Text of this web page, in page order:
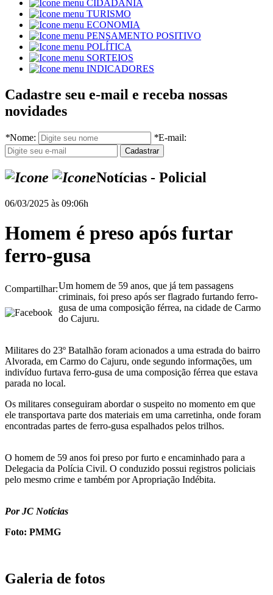
CIDADANIA
TURISMO
ECONOMIA
PENSAMENTO POSITIVO
POLÍTICA
SORTEIOS
INDICADORES
Cadastre seu e-mail e receba nossas
novidades
*Nome: *E-mail:
Notícias - Policial
06/03/2025 às 09:06h
Homem é preso após furtar
ferro-gusa
Compartilhar:Um homem de 59 anos, que já tem passagens
criminais, foi preso após ser flagrado furtando ferro-
gusa de uma composição férrea, na cidade de Carmo
do Cajuru.
Militares do 23º Batalhão foram acionados a uma estrada do bairro
Alvorada, em Carmo do Cajuru, onde segundo informações, um
indivíduo furtava ferro-gusa de uma composição férrea que estava
parada no local.
Os militares conseguiram abordar o suspeito no momento em que
ele transportava parte dos materiais em uma carretinha, onde foram
encontradas partes de ferro-gusa espalhados pelos trilhos.
O homem de 59 anos foi preso por furto e encaminhado para a
Delegacia da Polícia Civil. O conduzido possui registros policiais
pelo mesmo crime e também por Apropriação Indébita.
Por JC Notícias
Foto: PMMG
Galeria de fotos